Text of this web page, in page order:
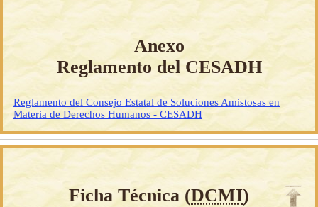
Anexo
Reglamento del CESADH
Reglamento del Consejo Estatal de Soluciones Amistosas en
Materia de Derechos Humanos - CESADH
Ficha Técnica (DCMI)